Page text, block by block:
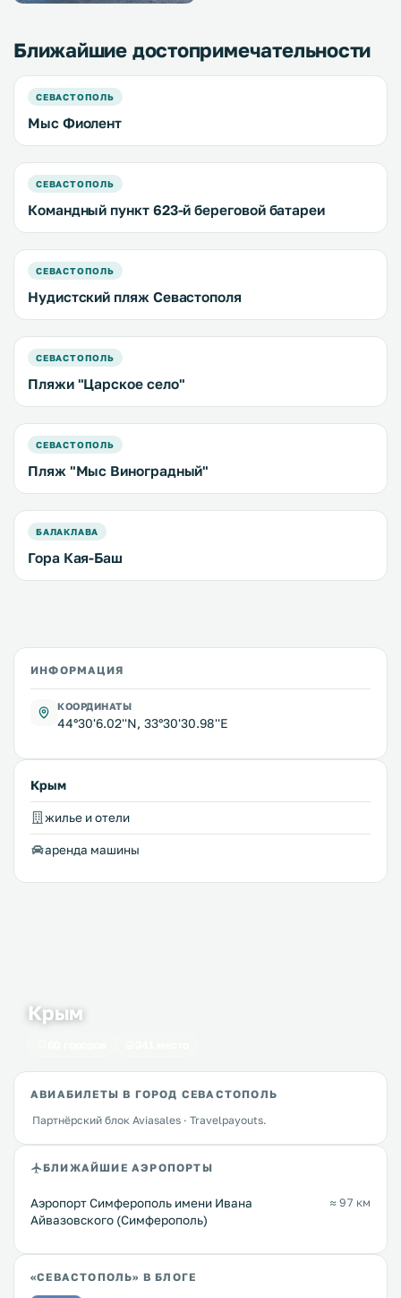
Ближайшие достопримечательности
СЕВАСТОПОЛЬ
Мыс Фиолент
СЕВАСТОПОЛЬ
Командный пункт 623-й береговой батареи
СЕВАСТОПОЛЬ
Нудистский пляж Севастополя
СЕВАСТОПОЛЬ
Пляжи "Царское село"
СЕВАСТОПОЛЬ
Пляж "Мыс Виноградный"
БАЛАКЛАВА
Гора Кая-Баш
ИНФОРМАЦИЯ
КООРДИНАТЫ
44°30'6.02''N, 33°30'30.98''E
Крым
жилье и отели
аренда машины
Крым
АВИАБИЛЕТЫ В ГОРОД СЕВАСТОПОЛЬ
Партнёрский блок Aviasales · Travelpayouts.
БЛИЖАЙШИЕ АЭРОПОРТЫ
Аэропорт Симферополь имени Ивана
Айвазовского (Симферополь)
≈ 97 км
«СЕВАСТОПОЛЬ» В БЛОГЕ